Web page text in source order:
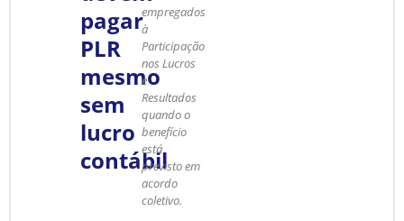
pagar
PLR
mesmo
sem
lucro
contábil
empregados
à
Participação
nos Lucros
e
Resultados
quando o
benefício
está
previsto em
acordo
coletivo.